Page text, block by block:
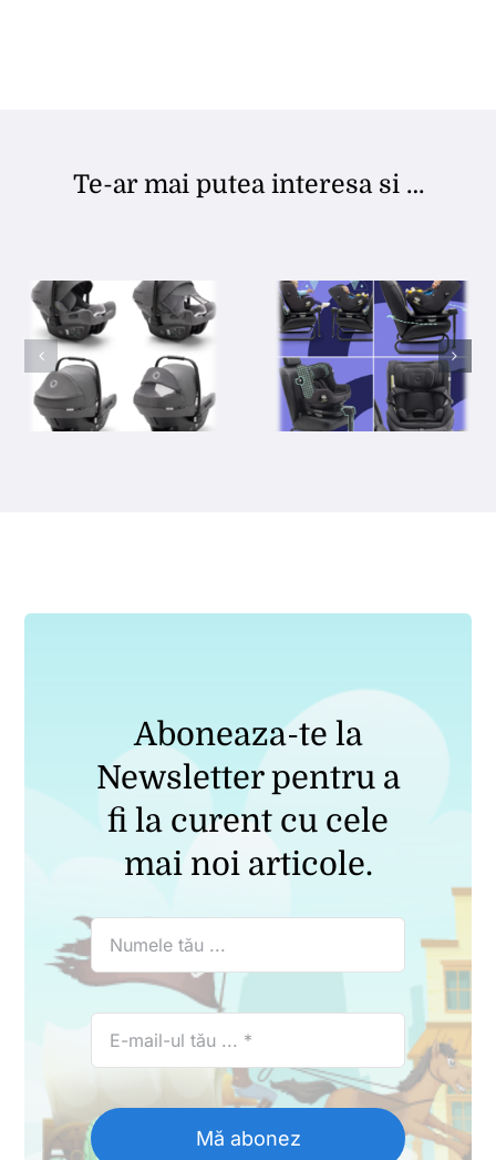
Te-ar mai putea interesa si …
Aboneaza-te la
Newsletter pentru a
fi la curent cu cele
mai noi articole.
Mă abonez